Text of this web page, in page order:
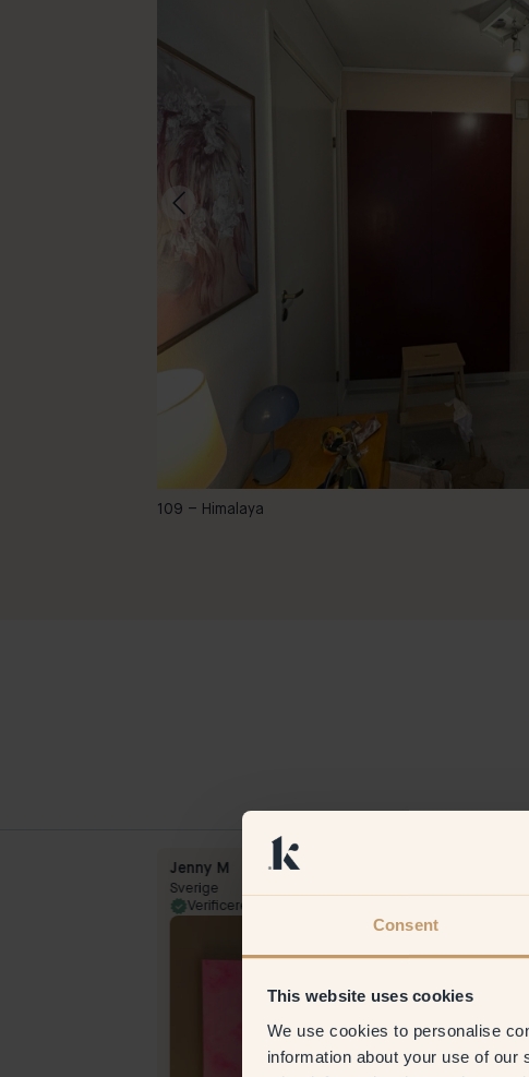
Consent
This website uses cookies
We use cookies to personalise
information about your use of
109 – Himalaya
Jenny M
Sverige
Verificeret kunde